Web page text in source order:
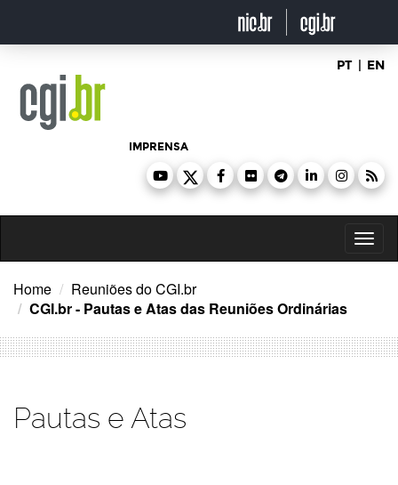
o
PT | EN
IMPRENSA
Home
Reuniões do CGI.br
CGI.br - Pautas e Atas das Reuniões Ordinárias
Pautas e Atas